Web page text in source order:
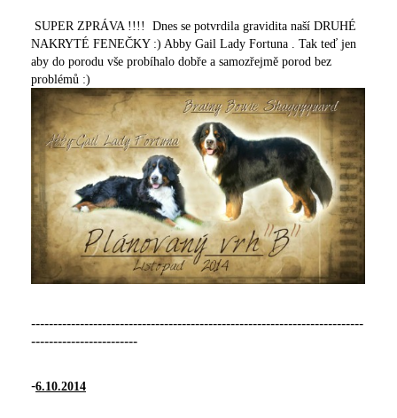
SUPER ZPRÁVA !!!! Dnes se potvrdila gravidita naší DRUHÉ
NAKRYTÉ FENEČKY :) Abby Gail Lady Fortuna . Tak teď jen
aby do porodu vše probíhalo dobře a samozřejmě porod bez
problémů :)
---------------------------------------------------------------------------
------------------------
-6.10.2014